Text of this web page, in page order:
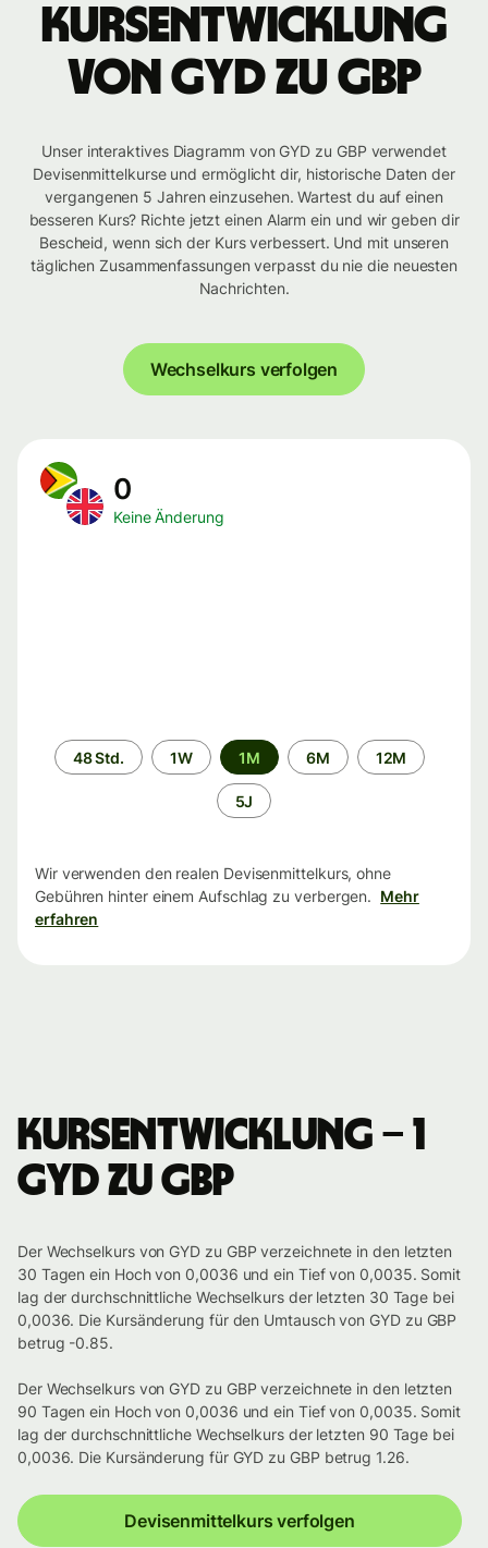
Kursentwicklung
von GYD zu GBP
Unser interaktives Diagramm von GYD zu GBP verwendet
Devisenmittelkurse und ermöglicht dir, historische Daten der
vergangenen 5 Jahren einzusehen. Wartest du auf einen
besseren Kurs? Richte jetzt einen Alarm ein und wir geben dir
Bescheid, wenn sich der Kurs verbessert. Und mit unseren
täglichen Zusammenfassungen verpasst du nie die neuesten
Nachrichten.
Wechselkurs verfolgen
0
Keine Änderung
Zeitraum
48 Std. 1W 1M 6M 12M
5J
Wir verwenden den realen Devisenmittelkurs, ohne
Gebühren hinter einem Aufschlag zu verbergen. Mehr
erfahren
Kursentwicklung – 1
GYD zu GBP
Der Wechselkurs von GYD zu GBP verzeichnete in den letzten
30 Tagen ein Hoch von 0,0036 und ein Tief von 0,0035. Somit
lag der durchschnittliche Wechselkurs der letzten 30 Tage bei
0,0036. Die Kursänderung für den Umtausch von GYD zu GBP
betrug -0.85.
Der Wechselkurs von GYD zu GBP verzeichnete in den letzten
90 Tagen ein Hoch von 0,0036 und ein Tief von 0,0035. Somit
lag der durchschnittliche Wechselkurs der letzten 90 Tage bei
0,0036. Die Kursänderung für GYD zu GBP betrug 1.26.
Devisenmittelkurs verfolgen